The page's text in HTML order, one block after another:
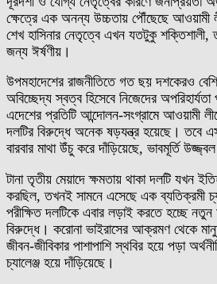
ক্ষেত্রে এক অনন্য উচ্চতায় পৌঁছেছে আওয়ামী
শেখ হাসিনার নেতৃত্বে এখন যতটুকু শক্তিশালী,
জন্য ঈর্ষণীয়।
উপমহাদেশের রাজনীতিতে গত ছয় দশকেরও
অবিচ্ছেদ্য স্বত্ব হিসেবে নিজেদের
এদেশের প্রতিটি আন্দোলন-সংগ্রামে আওয়ামী
দলটির বিরুদ্ধে অনেক ষড়যন্ত্র হয়েছে। তবে
বারবার মাথা উঁচু করে দাঁড়িয়েছে, ভাবমূর্তি
টানা তৃতীয় মেয়াদে ক্ষমতায় থাকা দলটি যখন
করছিল, তখনই সামনে এসেছে এক ব্যতিক্রমী
পরীক্ষিত দলটিকে এবার লড়াই করতে হচ্ছে নতুন
বিরুদ্ধে। করোনা ভাইরাসের আক্রমণ থেকে
জীবন-জীবিকার পাশাপাশি স্থবির হয়ে পড়া
চ্যালেঞ্জ হয়ে দাঁড়িয়েছে।